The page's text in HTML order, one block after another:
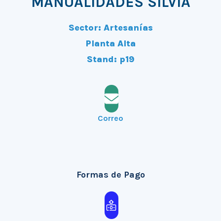
Sector: Artesanías
Planta Alta
Stand: p19
Correo
Formas de Pago